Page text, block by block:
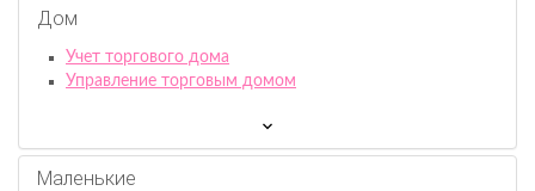
Дом
Учет торгового дома
Управление торговым домом
Маленькие